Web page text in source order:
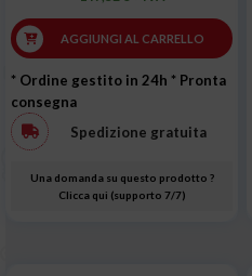
AGGIUNGI AL CARRELLO
* Ordine gestito in 24h * Pronta
consegna
Spedizione gratuita
Una domanda su questo prodotto ?
Clicca qui (supporto 7/7)